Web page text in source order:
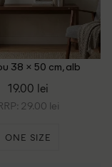
38 × 50 cm, alb
19.00 lei
29.00 lei
ONE SIZE